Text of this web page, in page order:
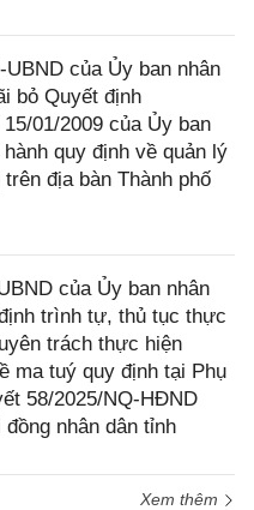
của Ủy ban nhân
bỏ Quyết định
01/2009 của Ủy ban
quy định về quản lý
địa bàn Thành phố
của Ủy ban nhân
trình tự, thủ tục thực
trách thực hiện
ma tuý quy định tại Phụ
58/2025/NQ-HĐND
nhân dân tỉnh
Xem thêm